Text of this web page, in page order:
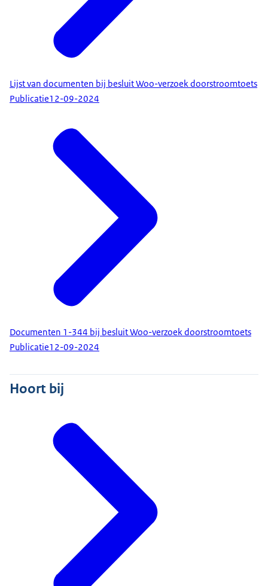
Lijst van documenten bij besluit Woo-verzoek doorstroomtoets
Publicatie12-09-2024
Documenten 1-344 bij besluit Woo-verzoek doorstroomtoets
Publicatie12-09-2024
Hoort bij